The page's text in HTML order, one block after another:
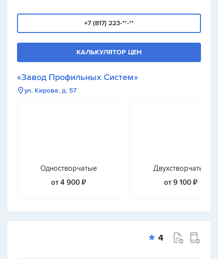
+7 (817) 223-**-**
КАЛЬКУЛЯТОР ЦЕН
«Завод Профильных Систем»
ул. Кирова, д. 57
Одностворчатые
от 4 900 ₽
Двухстворчатые
от 9 100 ₽
4